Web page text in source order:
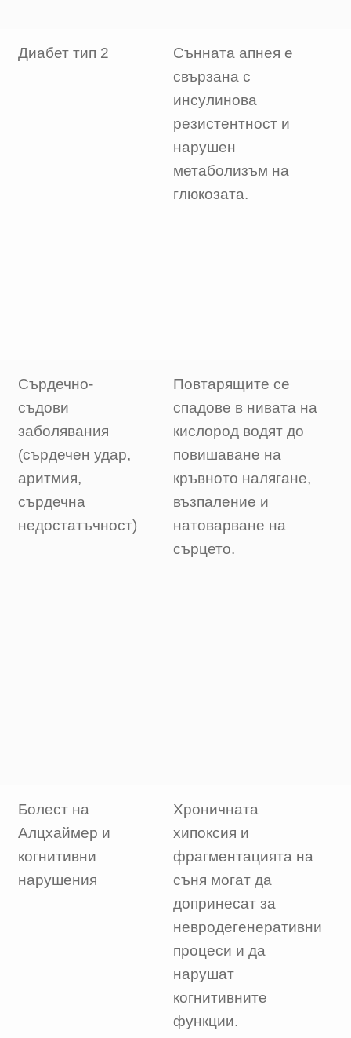
Диабет тип 2
Сънната апнея е
свързана с
инсулинова
резистентност и
нарушен
метаболизъм на
глюкозата.
Сърдечно-
съдови
заболявания
(сърдечен удар,
аритмия,
сърдечна
недостатъчност)
Повтарящите се
спадове в нивата на
кислород водят до
повишаване на
кръвното налягане,
възпаление и
натоварване на
сърцето.
Болест на
Алцхаймер и
когнитивни
нарушения
Хроничната
хипоксия и
фрагментацията на
съня могат да
допринесат за
невродегенеративни
процеси и да
нарушат
когнитивните
функции.